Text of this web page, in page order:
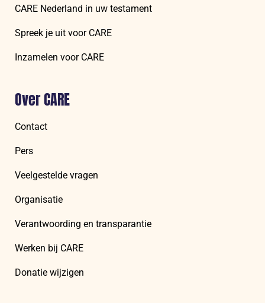
CARE Nederland in uw testament
Spreek je uit voor CARE
Inzamelen voor CARE
Over CARE
Contact
Pers
Veelgestelde vragen
Organisatie
Verantwoording en transparantie
Werken bij CARE
Donatie wijzigen